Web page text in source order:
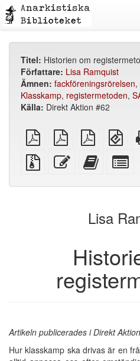
Titel: Historien om
Författare: Lisa Ramquist
Ämnen: fackföreningsrörelsen,
Klasskamp, registermetoden,
Källa: Direkt Aktion #62
plain
PDF
A4
imposed
PDF
Letter
imposed
PDF
(för
Källfiler
med
Redigera
denna
Lägg
text
Lisa
Artikeln publicerades i Direkt
Hur klasskamp ska drivas är en